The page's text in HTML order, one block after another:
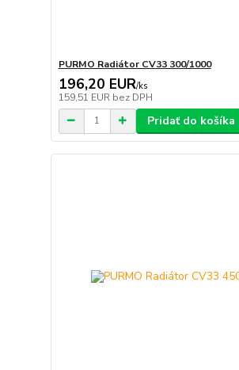
PURMO Radiátor CV33 300/1000
196,20 EUR/ks
159,51 EUR bez DPH
Pridať do košíka